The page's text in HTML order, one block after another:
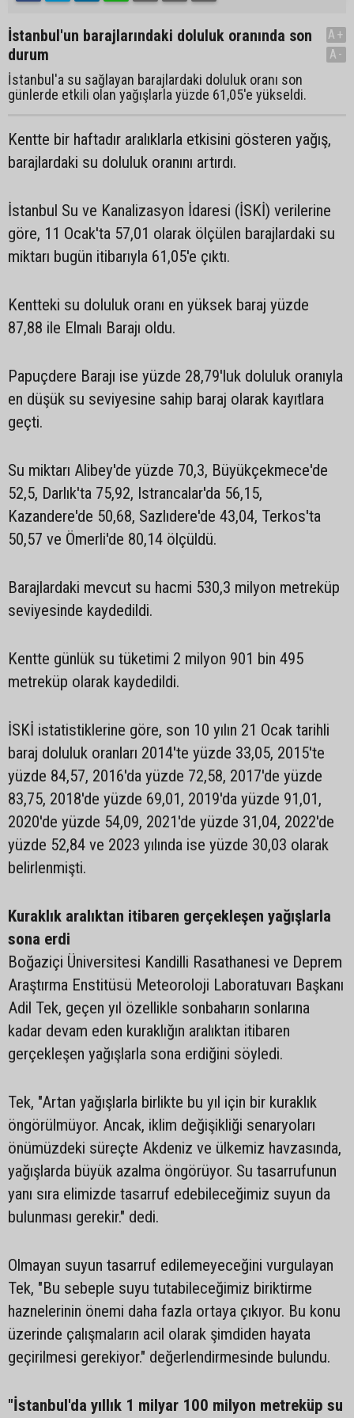
İstanbul'un barajlarındaki doluluk oranında son
durum
İstanbul'a su sağlayan barajlardaki doluluk oranı son
günlerde etkili olan yağışlarla yüzde 61,05'e yükseldi.
A+
A-
Kentte bir haftadır aralıklarla etkisini gösteren yağış,
barajlardaki su doluluk oranını artırdı.
İstanbul Su ve Kanalizasyon İdaresi (İSKİ) verilerine
göre, 11 Ocak'ta 57,01 olarak ölçülen barajlardaki su
miktarı bugün itibarıyla 61,05'e çıktı.
Kentteki su doluluk oranı en yüksek baraj yüzde
87,88 ile Elmalı Barajı oldu.
Papuçdere Barajı ise yüzde 28,79'luk doluluk oranıyla
en düşük su seviyesine sahip baraj olarak kayıtlara
geçti.
Su miktarı Alibey'de yüzde 70,3, Büyükçekmece'de
52,5, Darlık'ta 75,92, Istrancalar'da 56,15,
Kazandere'de 50,68, Sazlıdere'de 43,04, Terkos'ta
50,57 ve Ömerli'de 80,14 ölçüldü.
Barajlardaki mevcut su hacmi 530,3 milyon metreküp
seviyesinde kaydedildi.
Kentte günlük su tüketimi 2 milyon 901 bin 495
metreküp olarak kaydedildi.
İSKİ istatistiklerine göre, son 10 yılın 21 Ocak tarihli
baraj doluluk oranları 2014'te yüzde 33,05, 2015'te
yüzde 84,57, 2016'da yüzde 72,58, 2017'de yüzde
83,75, 2018'de yüzde 69,01, 2019'da yüzde 91,01,
2020'de yüzde 54,09, 2021'de yüzde 31,04, 2022'de
yüzde 52,84 ve 2023 yılında ise yüzde 30,03 olarak
belirlenmişti.
Kuraklık aralıktan itibaren gerçekleşen yağışlarla
sona erdi
Boğaziçi Üniversitesi Kandilli Rasathanesi ve Deprem
Araştırma Enstitüsü Meteoroloji Laboratuvarı Başkanı
Adil Tek, geçen yıl özellikle sonbaharın sonlarına
kadar devam eden kuraklığın aralıktan itibaren
gerçekleşen yağışlarla sona erdiğini söyledi.
Tek, "Artan yağışlarla birlikte bu yıl için bir kuraklık
öngörülmüyor. Ancak, iklim değişikliği senaryoları
önümüzdeki süreçte Akdeniz ve ülkemiz havzasında,
yağışlarda büyük azalma öngörüyor. Su tasarrufunun
yanı sıra elimizde tasarruf edebileceğimiz suyun da
bulunması gerekir." dedi.
Olmayan suyun tasarruf edilemeyeceğini vurgulayan
Tek, "Bu sebeple suyu tutabileceğimiz biriktirme
haznelerinin önemi daha fazla ortaya çıkıyor. Bu konu
üzerinde çalışmaların acil olarak şimdiden hayata
geçirilmesi gerekiyor." değerlendirmesinde bulundu.
"İstanbul'da yıllık 1 milyar 100 milyon metreküp su